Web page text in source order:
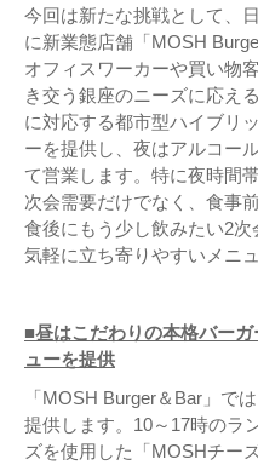
今回は新たな挑戦として、
に新業態店舗「MOSH
オフィスワーカーや買い物
き交う銀座のニーズに応え
に対応する都市型ハイブリ
ーを提供し、夜はアルコー
て営業します。特に夜時間
次会需要だけでなく、食事
食後にもう少し飲みたい2次
気軽に立ち寄りやすいメニ
■昼はこだわりの本格バー
ューを提供
「MOSH Burger＆Bar」で
提供します。10～17時のラ
ズを使用した「MOSHチー